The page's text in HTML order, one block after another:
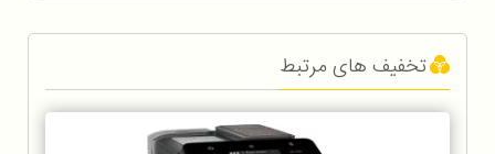
تخفیف های مرتبط